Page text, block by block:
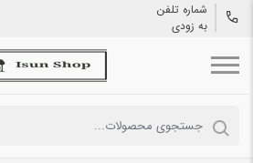
شماره تلفن
به زودی